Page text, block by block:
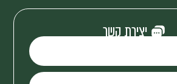
יצירת קשר